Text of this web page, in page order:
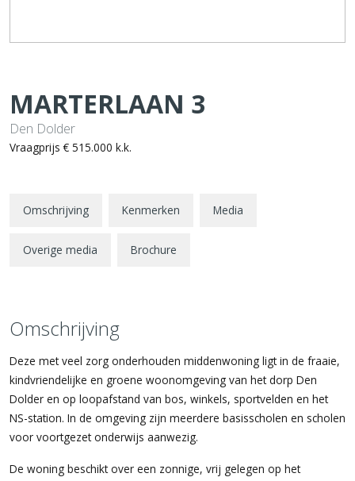
MARTERLAAN 3
Den Dolder
Vraagprijs€ 515.000 k.k.
Omschrijving Kenmerken Media
Overige media Brochure
Omschrijving
Deze met veel zorg onderhouden middenwoning ligt in de fraaie,
kindvriendelijke en groene woonomgeving van het dorp Den
Dolder en op loopafstand van bos, winkels, sportvelden en het
NS-station. In de omgeving zijn meerdere basisscholen en scholen
voor voortgezet onderwijs aanwezig.
De woning beschikt over een zonnige, vrij gelegen op het